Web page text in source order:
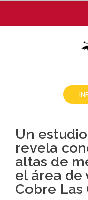
contenido
Un
revela
altas de
el área de
Cobre Las